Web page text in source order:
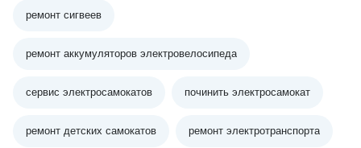
ремонт сигвеев
ремонт аккумуляторов электровелосипеда
сервис электросамокатов починить электросамокат
ремонт детских самокатов ремонт электротранспорта